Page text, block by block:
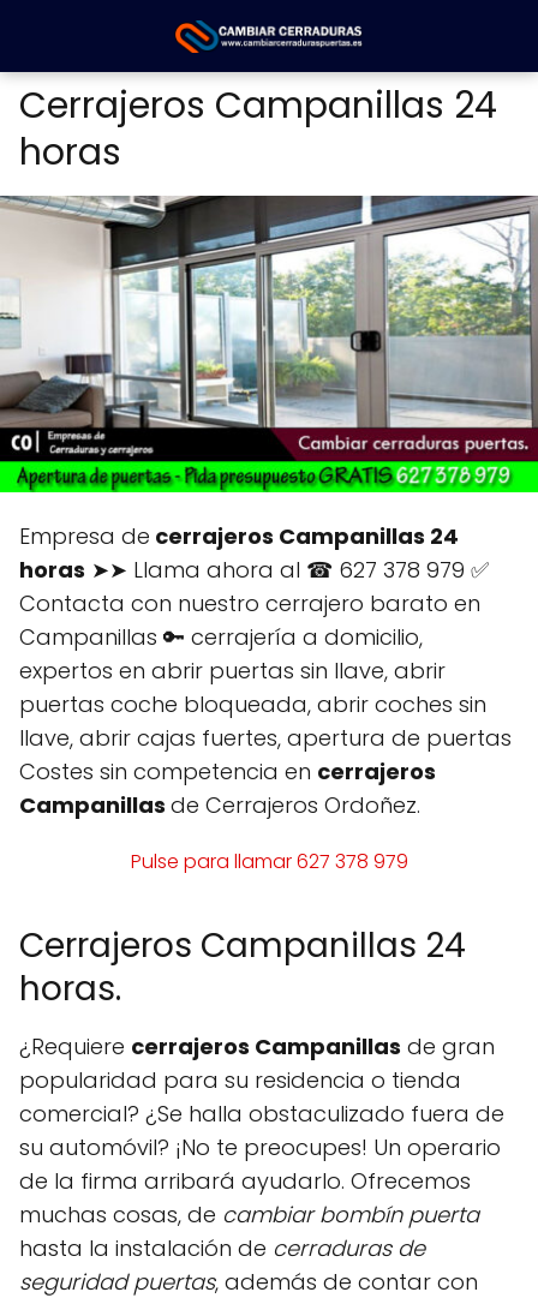
Cerrajeros Campanillas 24
horas
Empresa de cerrajeros Campanillas 24
horas ➤➤ Llama ahora al ☎ 627 378 979 ✅
Contacta con nuestro cerrajero barato en
Campanillas 🔑 cerrajería a domicilio,
expertos en abrir puertas sin llave, abrir
puertas coche bloqueada, abrir coches sin
llave, abrir cajas fuertes, apertura de puertas
Costes sin competencia en cerrajeros
Campanillas de Cerrajeros Ordoñez.
Pulse para llamar 627 378 979
Cerrajeros Campanillas 24
horas.
¿Requiere cerrajeros Campanillas de gran
popularidad para su residencia o tienda
comercial? ¿Se halla obstaculizado fuera de
su automóvil? ¡No te preocupes! Un operario
de la firma arribará ayudarlo. Ofrecemos
muchas cosas, de cambiar bombín puerta
hasta la instalación de cerraduras de
seguridad puertas, además de contar con